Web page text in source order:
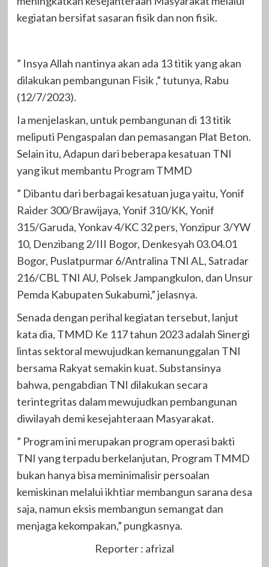
kegiatan bersifat sasaran fisik dan non fisik.
” Insya Allah nantinya akan ada 13 titik yang akan
dilakukan pembangunan Fisik ,” tutunya, Rabu
(12/7/2023).
Ia menjelaskan, untuk pembangunan di 13 titik
meliputi Pengaspalan dan pemasangan Plat Beton.
Selain itu, Adapun dari beberapa kesatuan TNI
yang ikut membantu Program TMMD
” Dibantu dari berbagai kesatuan juga yaitu, Yonif
Raider 300/Brawijaya, Yonif 310/KK, Yonif
315/Garuda, Yonkav 4/KC 32 pers, Yonzipur 3/YW
10, Denzibang 2/III Bogor, Denkesyah 03.04.01
Bogor, Puslatpurmar 6/Antralina TNI AL, Satradar
216/CBL TNI AU, Polsek Jampangkulon, dan Unsur
Pemda Kabupaten Sukabumi,” jelasnya.
Senada dengan perihal kegiatan tersebut, lanjut
kata dia, TMMD Ke 117 tahun 2023 adalah Sinergi
lintas sektoral mewujudkan kemanunggalan TNI
bersama Rakyat semakin kuat. Substansinya
bahwa, pengabdian TNI dilakukan secara
terintegritas dalam mewujudkan pembangunan
diwilayah demi kesejahteraan Masyarakat.
” Program ini merupakan program operasi bakti
TNI yang terpadu berkelanjutan, Program TMMD
bukan hanya bisa meminimalisir persoalan
kemiskinan melalui ikhtiar membangun sarana desa
saja, namun eksis membangun semangat dan
menjaga kekompakan,” pungkasnya.
Reporter : afrizal